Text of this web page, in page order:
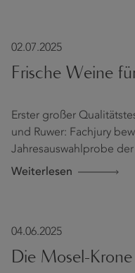
02.07.2025
Frische Weine
Erster großer
und Ruwer: Fachjury
Jahresauswahlprobe
Weiterlesen
04.06.2025
Die Mosel-Krone